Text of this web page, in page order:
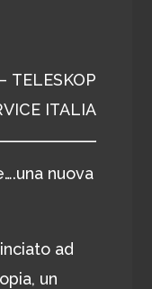
TELESKOP
ITALIA
nuova
ad
un